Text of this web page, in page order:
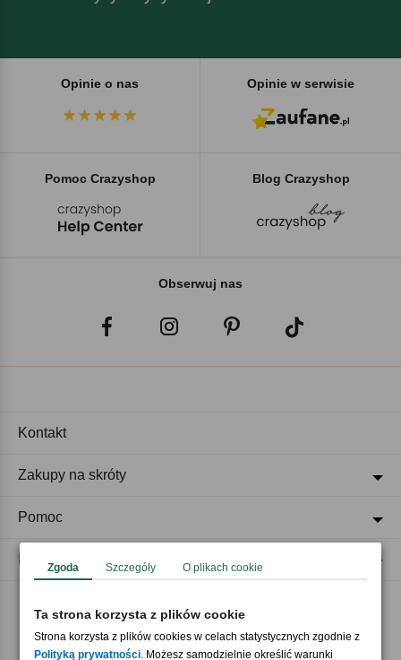
Opinie o nas Opinie w serwisie
Pomoc Crazyshop Blog Crazyshop
Obserwuj nas
Akceptujemy płatności
Kontakt
Zakupy na skróty
Pomoc
Regulaminy
Zgoda Szczegóły O plikach cookie
Ta strona korzysta z plików cookie
Strona korzysta z plików cookies w celach statystycznych zgodnie z
Polityką prywatności. Możesz samodzielnie określić warunki